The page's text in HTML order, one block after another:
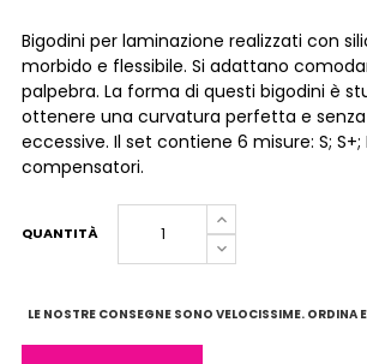
Bigodini per laminazione realizzati con
morbido e flessibile. Si adattano
palpebra. La forma di questi bigodini è
ottenere una curvatura perfetta e
eccessive. Il set contiene 6 misure: S; S+;
compensatori.
QUANTITÀ
LE NOSTRE CONSEGNE SONO VELOCISSIME. ORDINA